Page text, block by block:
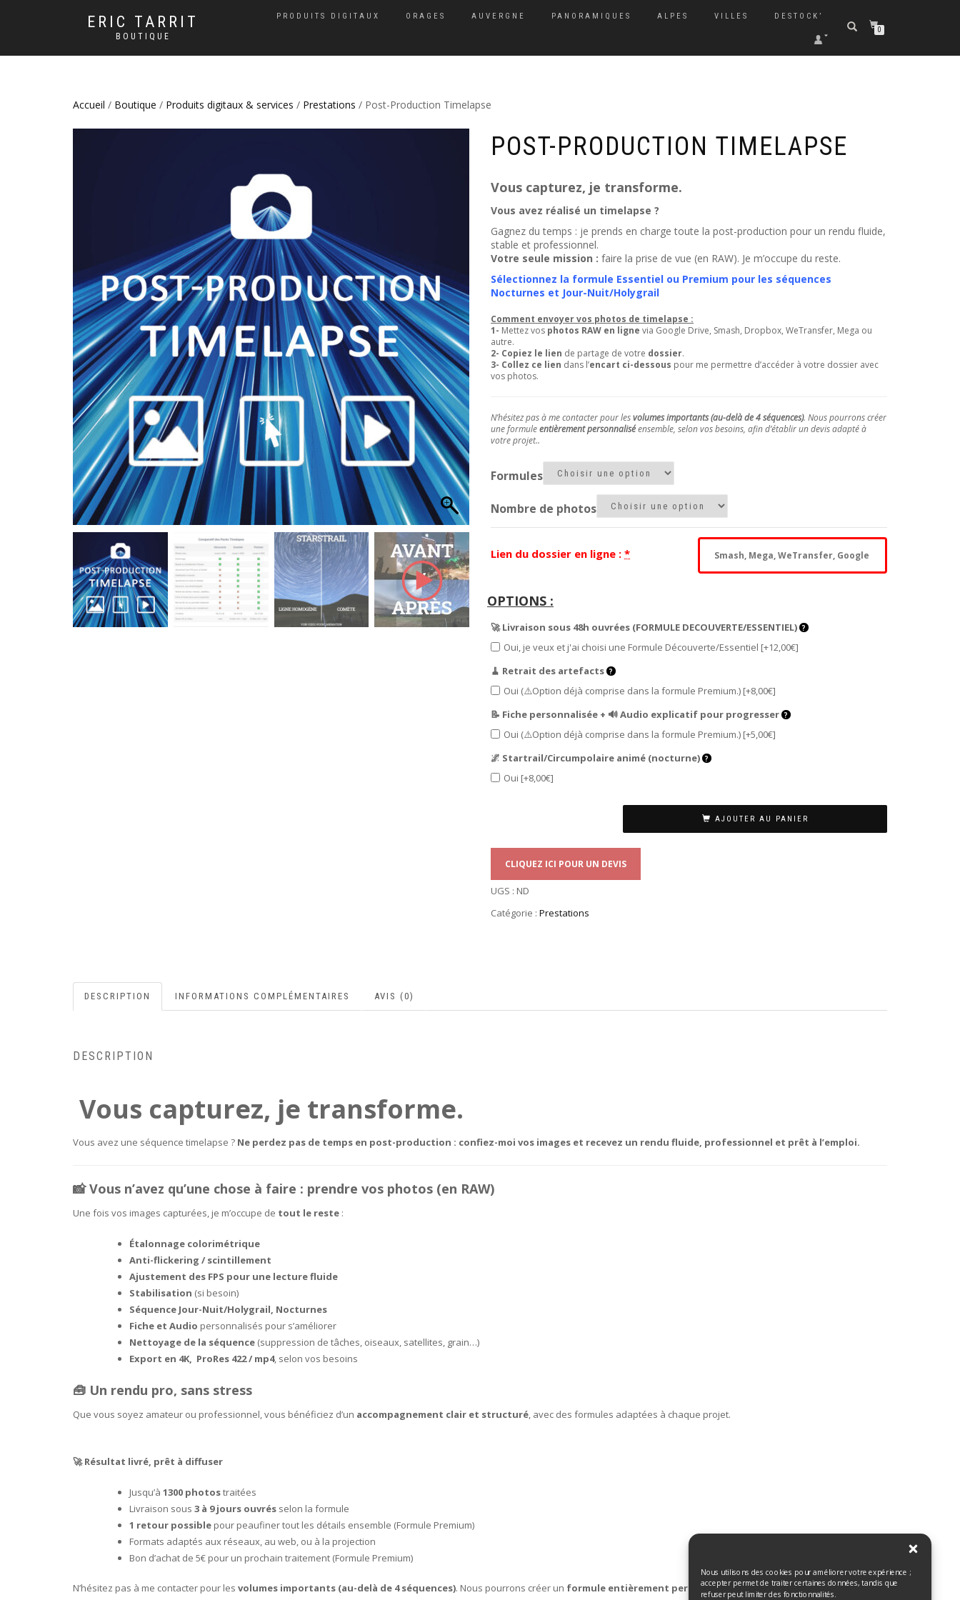
Nous utilisons des cookies pour améliorer votre expérience ;
accepter permet de traiter certaines données, tandis que
refuser peut limiter des fonctionnalités.
ERIC TARRIT
BOUTIQUE
PRODUITS DIGITAUX ORAGES AUVERGNE PANORAMIQUES ALPES VILLES DESTOCK’
0
Accueil / Boutique / Produits digitaux & services / Prestations / Post-Production Timelapse
POST-PRODUCTION TIMELAPSE
Vous capturez, je transforme.
Vous avez réalisé un timelapse ?
Gagnez du temps : je prends en charge toute la post-production pour un rendu fluide,
stable et professionnel.
Votre seule mission : faire la prise de vue (en RAW). Je m’occupe du reste.
Sélectionnez la formule Essentiel ou Premium pour les séquences
Nocturnes et Jour-Nuit/Holygrail
Comment envoyer vos photos de timelapse :
1- Mettez vos photos RAW en ligne via Google Drive, Smash, Dropbox, WeTransfer, Mega ou
autre.
2- Copiez le lien de partage de votre dossier.
3- Collez ce lien dans l’encart ci-dessous pour me permettre d’accéder à votre dossier avec
vos photos.
N’hésitez pas à me contacter pour lesvolumes importants (au-delà de 4 séquences). Nous pourrons créer
une formuleentièrement personnaliséensemble, selon vos besoins, afin d’établir un devis adapté à
votre projet..
Formules
Nombre de photos
Lien du dossier en ligne : *
🚀 Livraison sous 48h ouvrées (FORMULE DECOUVERTE/ESSENTIEL)
Oui, je veux et j'ai choisi une Formule Découverte/Essentiel [+12,00€]
🧹 Retrait des artefacts
Oui (⚠️Option déjà comprise dans la formule Premium.) [+8,00€]
📝 Fiche personnalisée + 🔊 Audio explicatif pour progresser
Oui (⚠️Option déjà comprise dans la formule Premium.) [+5,00€]
🌌 Startrail/Circumpolaire animé (nocturne)
Oui [+8,00€]
AJOUTER AU PANIER
CLIQUEZ ICI POUR UN DEVIS
UGS : ND
Catégorie : Prestations
DESCRIPTION INFORMATIONS COMPLÉMENTAIRES AVIS (0)
DESCRIPTION
Vous capturez, je transforme.
Vous avez une séquence timelapse ? Ne perdez pas de temps en post-production : confiez-moi vos images et recevez un rendu fluide, professionnel et prêt à l’emploi.
📸 Vous n’avez qu’une chose à faire : prendre vos photos (en RAW)
Une fois vos images capturées, je m’occupe de tout le reste :
Étalonnage colorimétrique
Anti-flickering / scintillement
Ajustement des FPS pour une lecture fluide
Stabilisation (si besoin)
Séquence Jour-Nuit/Holygrail, Nocturnes
Fiche et Audio personnalisés pour s’améliorer
Nettoyage de la séquence (suppression de tâches, oiseaux, satellites, grain…)
Export en 4K, ProRes 422 / mp4, selon vos besoins
🧰 Un rendu pro, sans stress
Que vous soyez amateur ou professionnel, vous bénéficiez d’un accompagnement clair et structuré , avec des formules adaptées à chaque projet.
🚀 Résultat livré, prêt à diffuser
Jusqu’à 1300 photostraitées
Livraison sous 3 à 9 jours ouvrés selon la formule
1 retour possible pour peaufiner tout les détails ensemble (Formule Premium)
Formats adaptés aux réseaux, au web, ou à la projection
Bon d’achat de 5€ pour un prochain traitement (Formule Premium)
N’hésitez pas à me contacter pour les volumes importants (au-delà de 4 séquences). Nous pourrons créer un formule entièrement personnaliséensemble, selon vos besoins, afin